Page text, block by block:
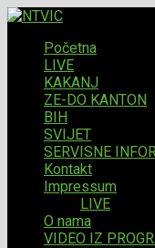
Početna
LIVE
KAKANJ
ZE-DO KANTON
BIH
SVIJET
SERVISNE
Kontakt
Impressum
LIVE
O nama
VIDEO IZ